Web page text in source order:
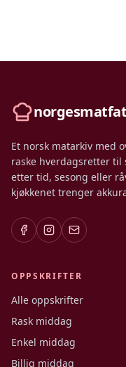
norgesmatfat
Et norsk matarkiv med
raske hverdagsretter til
etter tid, sesong eller
kjøkkenet trenger
OPPSKRIFTER
Alle oppskrifter
Rask middag
Enkel middag
Billig middag